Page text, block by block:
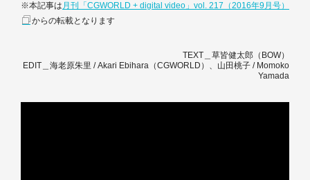
※本記事は 月刊「CGWORLD + digital video」vol. 217（2016年9月号）
からの転載となります
TEXT＿草皆健太郎（BOW）
EDIT＿海老原朱里 / Akari Ebihara（CGWORLD）、山田桃子 / Momoko
Yamada